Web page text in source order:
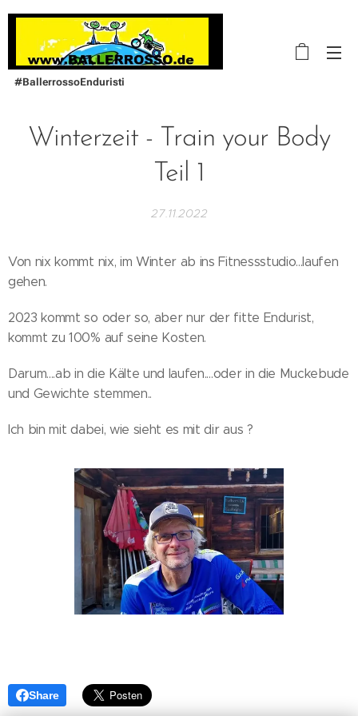
#BallerrossoEnduristi
Winterzeit - Train your Body
Teil 1
27.11.2022
Von nix kommt nix, im Winter ab ins Fitnessstudio...laufen
gehen.
2023 kommt so oder so, aber nur der fitte Endurist,
kommt zu 100% auf seine Kosten.
Darum....ab in die Kälte und laufen....oder in die Muckebude
und Gewichte stemmen..
Ich bin mit dabei, wie sieht es mit dir aus ?
Share